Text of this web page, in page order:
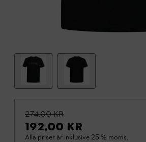
274,00 KR
192,00 KR
Alla priser är inklusive 25 % moms.